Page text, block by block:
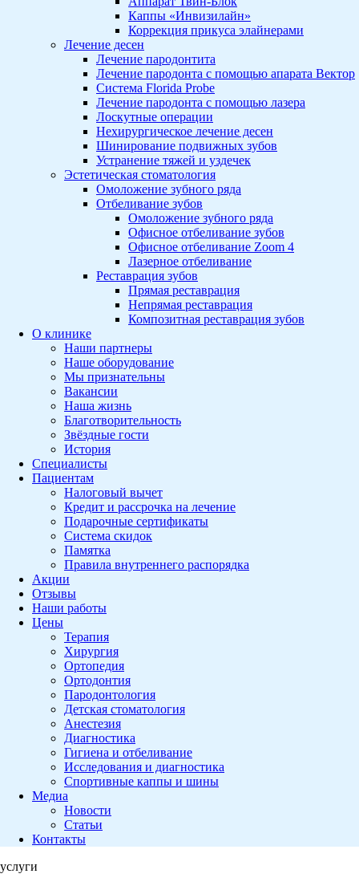
Каппы «Инвизилайн»
Коррекция прикуса элайнерами
Лечение десен
Лечение пародонтита
Лечение пародонта с помощью апарата Вектор
Система Florida Probe
Лечение пародонта с помощью лазера
Лоскутные операции
Нехирургическое лечение десен
Шинирование подвижных зубов
Устранение тяжей и уздечек
Эстетическая стоматология
Омоложение зубного ряда
Отбеливание зубов
Омоложение зубного ряда
Офисное отбеливание зубов
Офисное отбеливание Zoom 4
Лазерное отбеливание
Реставрация зубов
Прямая реставрация
Непрямая реставрация
Композитная реставрация зубов
О клинике
Наши партнеры
Наше оборудование
Мы признательны
Вакансии
Наша жизнь
Благотворительность
Звёздные гости
История
Специалисты
Пациентам
Налоговый вычет
Кредит и рассрочка на лечение
Подарочные сертификаты
Система скидок
Памятка
Правила внутреннего распорядка
Акции
Отзывы
Наши работы
Цены
Терапия
Хирургия
Ортопедия
Ортодонтия
Пародонтология
Детская стоматология
Анестезия
Диагностика
Гигиена и отбеливание
Исследования и диагностика
Спортивные каппы и шины
Медиа
Новости
Статьи
Контакты
услуги